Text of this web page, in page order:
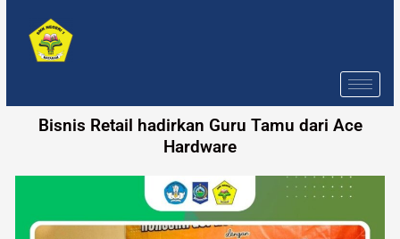
content
Bisnis Retail hadirkan Guru Tamu dari Ace
Hardware